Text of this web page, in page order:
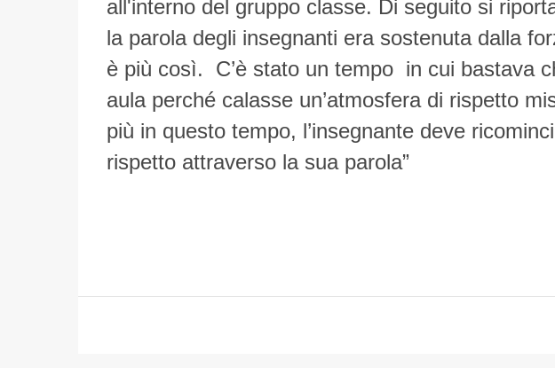
all'interno del gruppo classe. Di seguito si
la parola degli insegnanti era sostenuta dalla
è più così. C’è stato un tempo in cui bastava
aula perché calasse un’atmosfera di rispetto
più in questo tempo, l’insegnante deve
rispetto attraverso la sua parola”